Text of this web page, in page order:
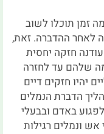
זמן תוכלו לשוב
לאחר ההדברה. זאת,
חזקה יחסית
שלהם עד לחזרה
יהיו חזקים דיים
הדברת הנמלים
באדם ובבעלי
ונמלים רגילות